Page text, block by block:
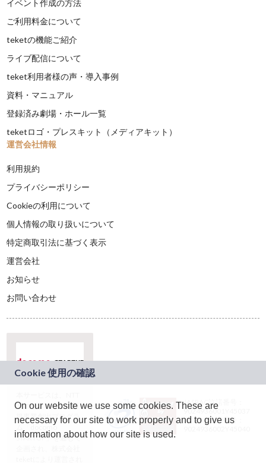
イベント作成の方法
ご利用料金について
teketの機能ご紹介
ライブ配信について
teket利用者様の声・導入事例
資料・マニュアル
登録済み劇場・ホール一覧
teketロゴ・プレスキット（メディアキット）
運営会社情報
利用規約
プライバシーポリシー
Cookieの利用について
個人情報の取り扱いについて
特定商取引法に基づく表示
運営会社
お知らせ
お問い合わせ
ドコモグループの新
規事業創出プログラ
ム「docomo
STARTUP」を通じて
JASRAC許諾番号：
9024936001Y45037
JASRAC許諾番号：
On our website we use some cookies. These are
necessary for our site to work properly and to give us
information about how our site is used.